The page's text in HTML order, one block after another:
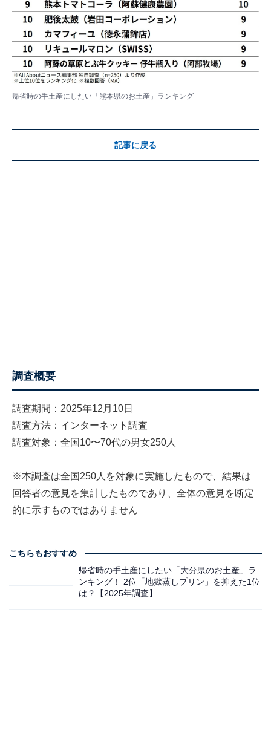
帰省時の手土産にしたい「熊本県のお土産」ランキング
記事に戻る
調査概要
調査期間：2025年12月10日
調査方法：インターネット調査
調査対象：全国10〜70代の男女250人
※本調査は全国250人を対象に実施したもので、結果は
回答者の意見を集計したものであり、全体の意見を断定
的に示すものではありません
こちらもおすすめ
帰省時の手土産にしたい「大分県のお土産」ラ
ンキング！ 2位「地獄蒸しプリン」を抑えた1位
は？【2025年調査】